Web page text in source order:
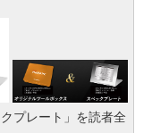
プレート」を読者全